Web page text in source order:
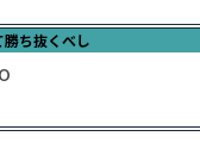
ち抜くべし